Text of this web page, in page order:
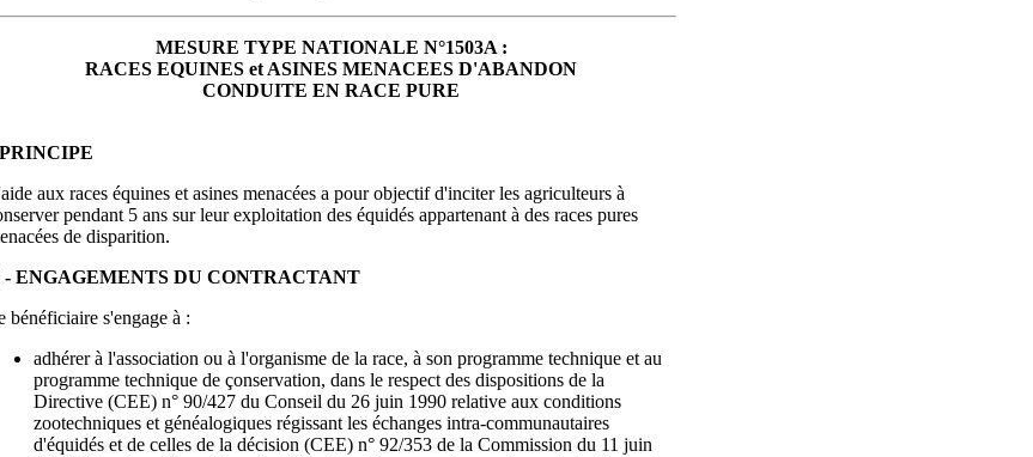
MESURE TYPE NATIONALE N°1503A :
RACES EQUINES et ASINES MENACEES D'ABANDON
CONDUITE EN RACE PURE
aux races équines et asines menacées a pour objectif d'inciter les agriculteurs à
pendant 5 ans sur leur exploitation des équidés appartenant à des races pures
de disparition.
ENGAGEMENTS DU CONTRACTANT
bénéficiaire s'engage à :
adhérer à l'association ou à l'organisme de la race, à son programme technique et au
programme technique de çonservation, dans le respect des dispositions de la
Directive (CEE) n° 90/427 du Conseil du 26 juin 1990 relative aux conditions
zootechniques et généalogiques régissant les échanges intra-communautaires
d'équidés et de celles de la décision (CEE) n° 92/353 de la Commission du 11 juin